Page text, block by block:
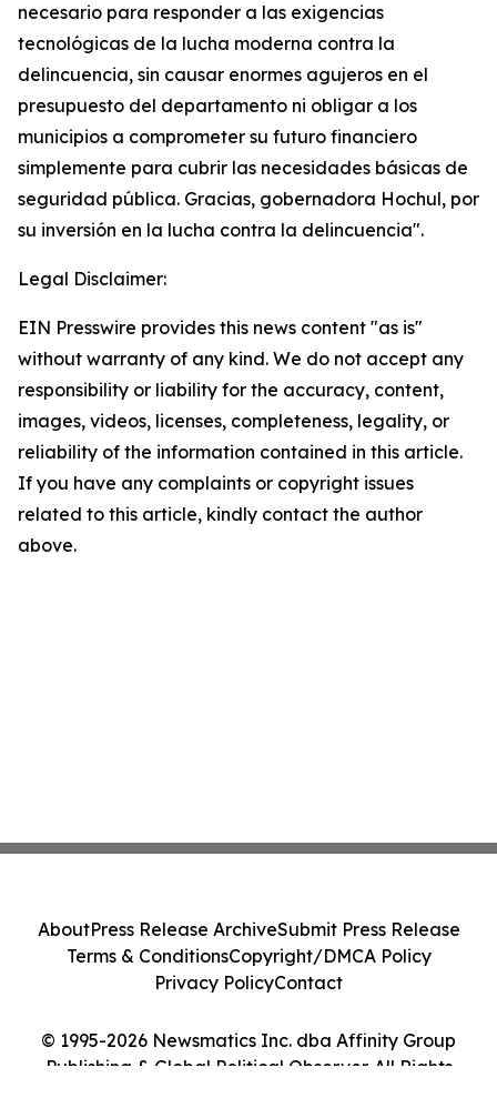
necesario para responder a las exigencias
tecnológicas de la lucha moderna contra la
delincuencia, sin causar enormes agujeros en el
presupuesto del departamento ni obligar a los
municipios a comprometer su futuro financiero
simplemente para cubrir las necesidades básicas de
seguridad pública. Gracias, gobernadora Hochul, por
su inversión en la lucha contra la delincuencia".
Legal Disclaimer:
EIN Presswire provides this news content "as is"
without warranty of any kind. We do not accept any
responsibility or liability for the accuracy, content,
images, videos, licenses, completeness, legality, or
reliability of the information contained in this article.
If you have any complaints or copyright issues
related to this article, kindly contact the author
above.
© 1995-2026 Newsmatics Inc. dba Affinity Group
Publishing & Global Political Observer. All Rights
AboutPress Release ArchiveSubmit Press Release
Terms & ConditionsCopyright/DMCA Policy
Privacy PolicyContact